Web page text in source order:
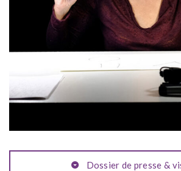
Dossier de presse &